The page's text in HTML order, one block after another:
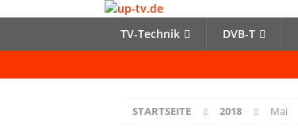
TV-Technik DVB-T
STARTSEITE 2018 Mai